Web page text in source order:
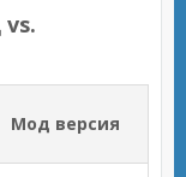
Мод версия